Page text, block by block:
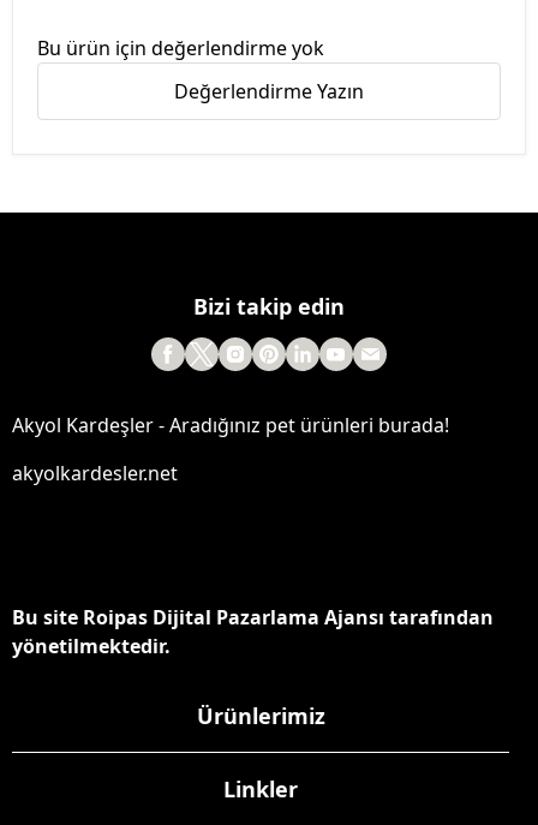
Bu ürün için değerlendirme yok
Değerlendirme Yazın
Bizi takip edin
Akyol Kardeşler - Aradığınız pet ürünleri burada!
akyolkardesler.net
Bu site Roipas Dijital Pazarlama Ajansı tarafından
yönetilmektedir.
Ürünlerimiz
Linkler